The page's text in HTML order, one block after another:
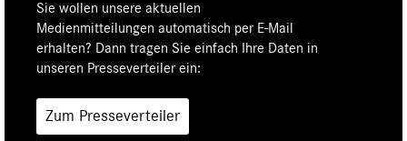
Sie wollen unsere aktuellen
Medienmitteilungen automatisch per E-Mail
erhalten? Dann tragen Sie einfach Ihre Daten in
unseren Presseverteiler ein:
Zum Presseverteiler